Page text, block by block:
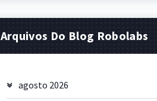
Arquivos Do Blog Robolabs
agosto 2026